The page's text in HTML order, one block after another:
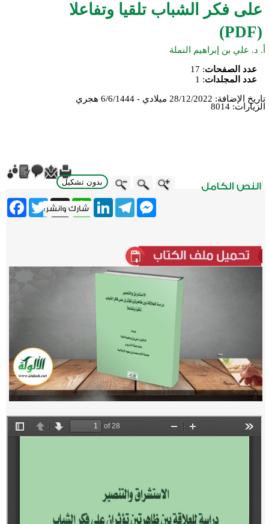
على فكر الشباب تلقيا وتفاعلا
(PDF)
أ. د. علي بن إبراهيم النملة
عدد الصفحات:
17
عدد المجلدات:
1
تاريخ الإضافة: 28/12/2022 ميلادي - 6/6/1444 هجري
الزيارات: 8014
بدون تشكيل
Twitter X
WhatsApp
LinkedInTelegram
Messenger